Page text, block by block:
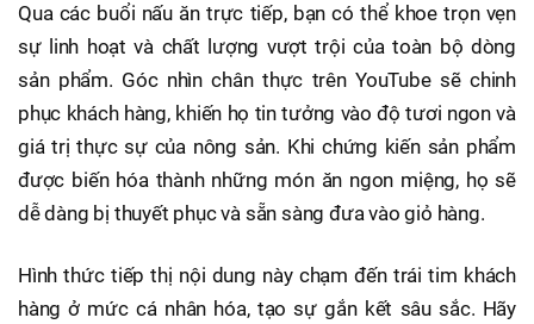
Qua các buổi nấu ăn trực tiếp, bạn có thể khoe trọn vẹn
sự linh hoạt và chất lượng vượt trội của toàn bộ dòng
sản phẩm. Góc nhìn chân thực trên YouTube sẽ chinh
phục khách hàng, khiến họ tin tưởng vào độ tươi ngon và
giá trị thực sự của nông sản. Khi chứng kiến sản phẩm
được biến hóa thành những món ăn ngon miệng, họ sẽ
dễ dàng bị thuyết phục và sẵn sàng đưa vào giỏ hàng.
Hình thức tiếp thị nội dung này chạm đến trái tim khách
hàng ở mức cá nhân hóa, tạo sự gắn kết sâu sắc. Hãy